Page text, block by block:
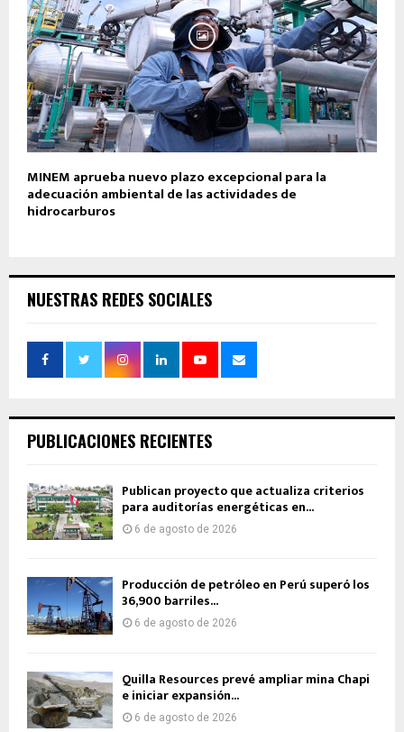
MINEM aprueba nuevo plazo excepcional para la
adecuación ambiental de las actividades de
hidrocarburos
NUESTRAS REDES SOCIALES
PUBLICACIONES RECIENTES
Publican proyecto que actualiza criterios
para auditorías energéticas en...
6 de agosto de 2026
Producción de petróleo en Perú superó los
36,900 barriles...
6 de agosto de 2026
Quilla Resources prevé ampliar mina Chapi
e iniciar expansión...
6 de agosto de 2026